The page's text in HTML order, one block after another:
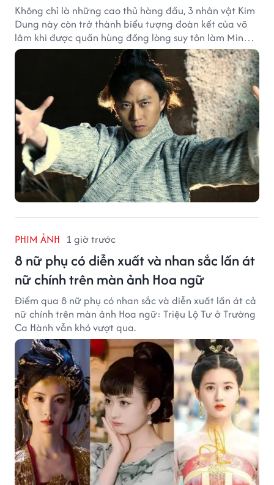
Không chỉ là những cao thủ hàng đầu, 3 nhân vật Kim
Dung này còn trở thành biểu tượng đoàn kết của võ
lâm khi được quần hùng đồng lòng suy tôn làm Minh
chủ.
PHIM ẢNH 1 giờ trước
8 nữ phụ có diễn xuất và nhan sắc lấn át
nữ chính trên màn ảnh Hoa ngữ
Điểm qua 8 nữ phụ có nhan sắc và diễn xuất lấn át cả
nữ chính trên màn ảnh Hoa ngữ: Triệu Lộ Tư ở Trường
Ca Hành vẫn khó vượt qua.